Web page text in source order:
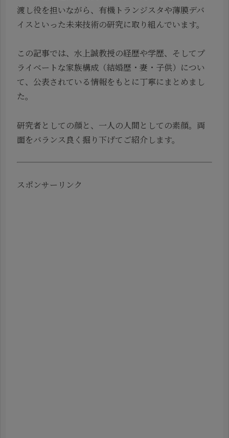
渡し役を担いながら、有機トランジスタや薄膜デバ
イスといった未来技術の研究に取り組んでいます。
この記事では、水上誠教授の経歴や学歴、そしてプ
ライベートな家族構成（結婚歴・妻・子供）につい
て、公表されている情報をもとに丁寧にまとめまし
た。
研究者としての顔と、一人の人間としての素顔。両
面をバランス良く掘り下げてご紹介します。
スポンサーリンク